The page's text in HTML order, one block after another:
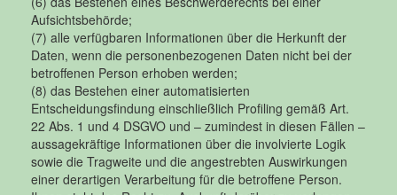
Aufsichtsbehörde;
(7) alle verfügbaren Informationen über die Herkunft der
Daten, wenn die personenbezogenen Daten nicht bei der
betroffenen Person erhoben werden;
(8) das Bestehen einer automatisierten
Entscheidungsfindung einschließlich Profiling gemäß Art.
22 Abs. 1 und 4 DSGVO und – zumindest in diesen Fällen –
aussagekräftige Informationen über die involvierte Logik
sowie die Tragweite und die angestrebten Auswirkungen
einer derartigen Verarbeitung für die betroffene Person.